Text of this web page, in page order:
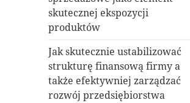
skutecznej ekspozycji
produktów
Jak skutecznie ustabilizować
strukturę finansową firmy a
także efektywniej zarządzać
rozwój przedsiębiorstwa